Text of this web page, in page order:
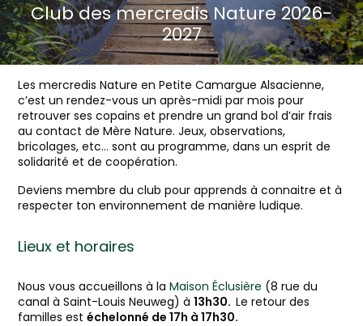
Club des mercredis Nature 2026-
2027
Les mercredis Nature en Petite Camargue Alsacienne,
c’est un rendez-vous un après-midi par mois pour
retrouver ses copains et prendre un grand bol d’air frais
au contact de Mère Nature. Jeux, observations,
bricolages, etc… sont au programme, dans un esprit de
solidarité et de coopération.
Deviens membre du club pour apprends à connaitre et à
respecter ton environnement de manière ludique.
Lieux et horaires
Nous vous accueillons à la Maison Éclusière (8 rue du
canal à Saint-Louis Neuweg) à 13h30. Le retour des
familles est échelonné de 17h à 17h30.